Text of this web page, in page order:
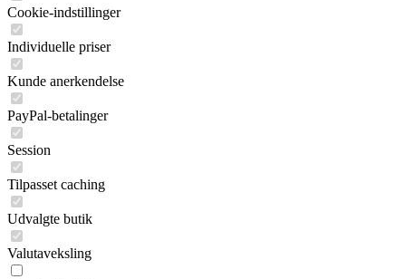
Cookie-indstillinger
Individuelle priser
Kunde anerkendelse
PayPal-betalinger
Session
Tilpasset caching
Udvalgte butik
Valutaveksling